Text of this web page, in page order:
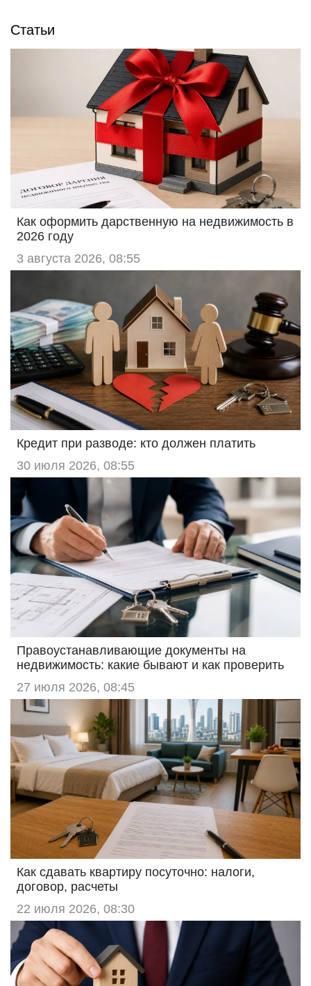
Статьи
Как оформить дарственную на недвижимость в
2026 году
3 августа 2026, 08:55
Кредит при разводе: кто должен платить
30 июля 2026, 08:55
Правоустанавливающие документы на
недвижимость: какие бывают и как проверить
27 июля 2026, 08:45
Как сдавать квартиру посуточно: налоги,
договор, расчеты
22 июля 2026, 08:30